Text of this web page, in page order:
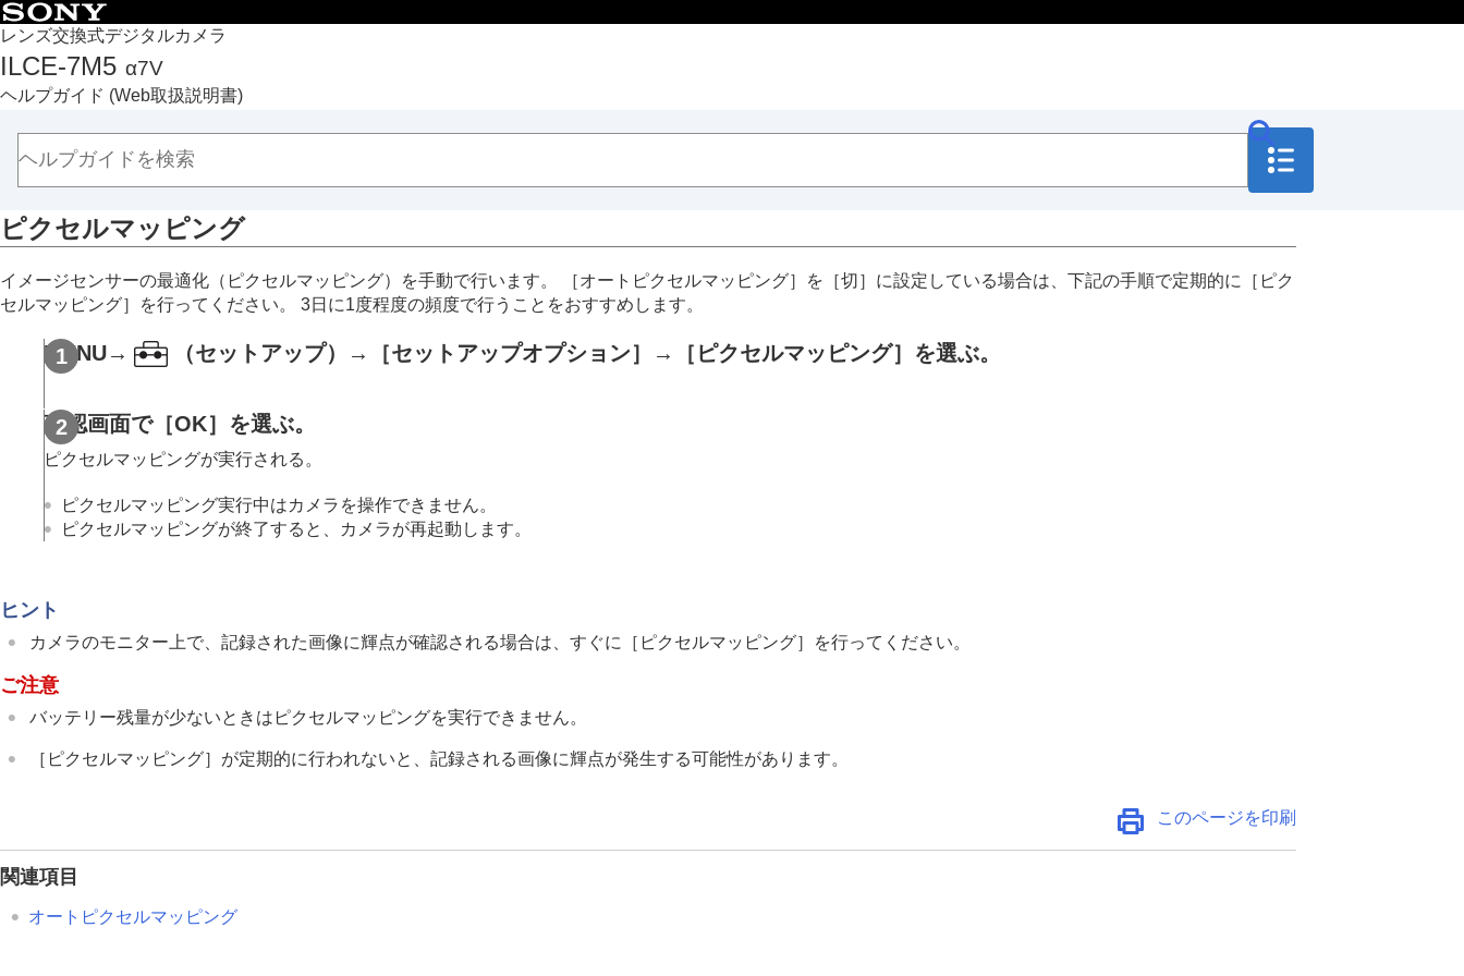
レンズ交換式デジタルカメラ
ILCE-7M5 α7V
ヘルプガイド (Web取扱説明書)
トップページ
ヘルプガイドの使いかた
必ずお読みください
本体と付属品を確認する
本機の基本操作
MENU一覧から機能を探す
撮影機能を活用する
カメラをカスタマイズする
再生する
カメラの設定を変更する
メモリーカードの設定
ファイルの設定
ネットワークの設定
ファインダー/モニターの設定
一般設定
電子音(起動/終了)
電子音量
オートピクセルマッピング
バージョン
ピクセルマッピング
イメージセンサーの最適化（ピクセルマッピング）を手動で行います。 ［オートピクセルマッピング］ を ［切］ に設定している場合は、下記の手順で定期的に
［ピク
セルマッピング］
を行ってください。 3日に1度程度の頻度で行うことをおすすめします。
MENU→ （セットアップ）→ ［セットアップオプション］ → ［ピクセルマッピング］ を選ぶ。
確認画面で［OK］ を選ぶ。
ピクセルマッピングが実行される。
ピクセルマッピング実行中はカメラを操作できません。
ピクセルマッピングが終了すると、カメラが再起動します。
ヒント
カメラのモニター上で、記録された画像に輝点が確認される場合は、すぐに ［ピクセルマッピング］ を行ってください。
ご注意
バッテリー残量が少ないときはピクセルマッピングを実行できません。
［ピクセルマッピング］ が定期的に行われないと、記録される画像に輝点が発生する可能性があります。
このページを印刷
関連項目
オートピクセルマッピング